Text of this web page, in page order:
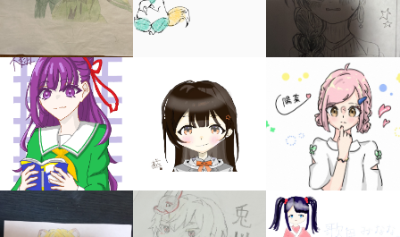
みんなの絵が
見られる
ギャラリー